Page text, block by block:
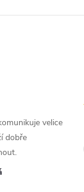
velice
dobře